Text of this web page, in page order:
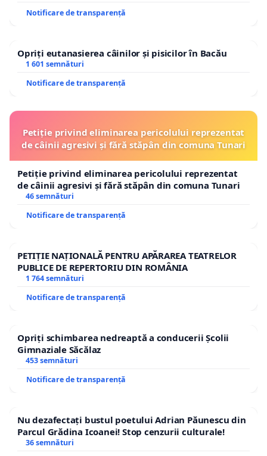
Notificare de transparență
Opriți eutanasierea câinilor și pisicilor în Bacău
1 601 semnături
Notificare de transparență
Petiție privind eliminarea pericolului reprezentat
de câinii agresivi și fără stăpân din comuna Tunari
Petiție privind eliminarea pericolului reprezentat
de câinii agresivi și fără stăpân din comuna Tunari
46 semnături
Notificare de transparență
PETIȚIE NAȚIONALĂ PENTRU APĂRAREA TEATRELOR
PUBLICE DE REPERTORIU DIN ROMÂNIA
1 764 semnături
Notificare de transparență
Opriți schimbarea nedreaptă a conducerii Școlii
Gimnaziale Săcălaz
453 semnături
Notificare de transparență
Nu dezafectați bustul poetului Adrian Păunescu din
Parcul Grădina Icoanei! Stop cenzurii culturale!
36 semnături